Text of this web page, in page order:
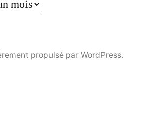
propulsé par WordPress.